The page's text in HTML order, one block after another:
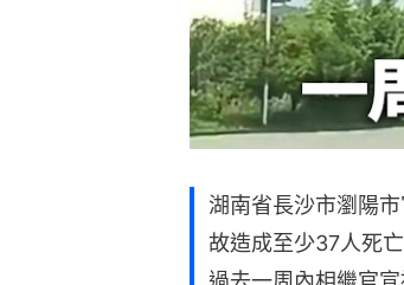
湖南省長沙市瀏陽
故造成至少37人死